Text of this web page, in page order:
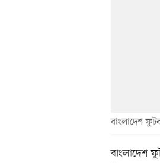
বাংলাদেশ
বাংলাদেশ